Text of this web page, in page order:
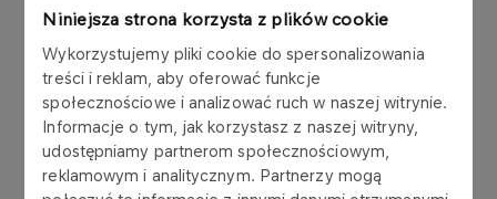
Niniejsza strona korzysta z plików cookie
Wykorzystujemy pliki cookie do spersonalizowania
treści i reklam, aby oferować funkcje
społecznościowe i analizować ruch w naszej witrynie.
Informacje o tym, jak korzystasz z naszej witryny,
udostępniamy partnerom społecznościowym,
reklamowym i analitycznym. Partnerzy mogą
Powołanie przez Yukos International UK BV
przedstawicieli PKN ORLEN S.A. do zarządu
Mazeiku Nafta, ma na celu sprawne
przygotowanie przez wszystkie strony umowy
operacji zamknięcia transakcji zakupu Mazeiku
Nafta przez PKN ORLEN S.A.